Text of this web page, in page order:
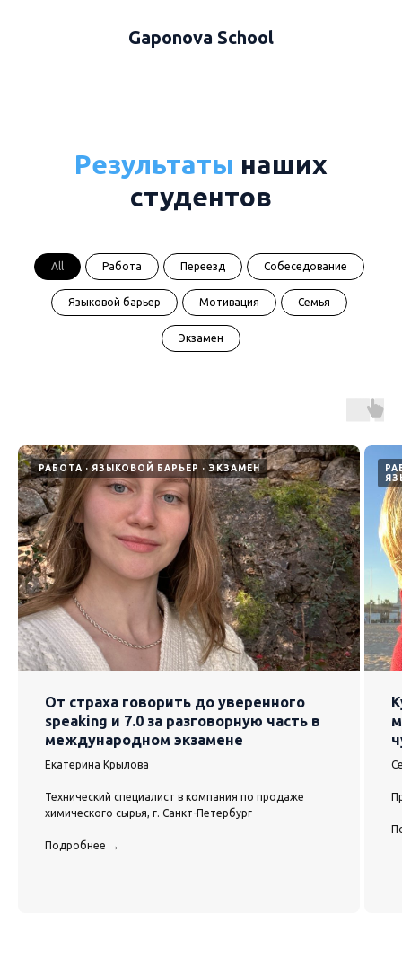
Gaponova School
Результаты наших
студентов
All Работа Переезд Собеседование
Языковой барьер Мотивация Семья
Экзамен
РАБОТА ЯЗЫКОВОЙ БАРЬЕР ЭКЗАМЕН
От страха говорить до уверенного
speaking и 7.0 за разговорную часть в
международном экзамене
Екатерина Крылова
Технический специалист в компания по продаже
химического сырья, г. Санкт-Петербург
Подробнее →